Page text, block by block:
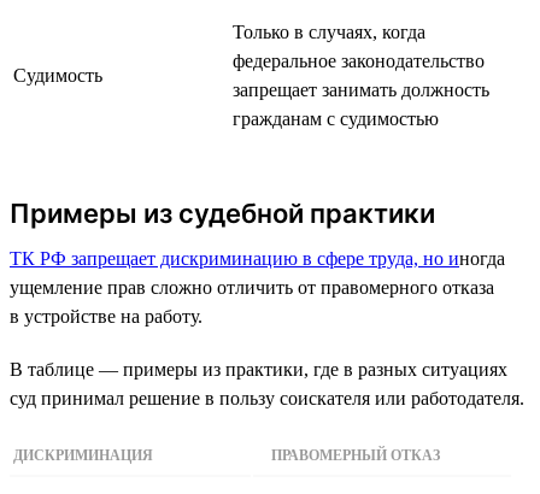
Судимость
Только в случаях, когда
федеральное законодательство
запрещает занимать должность
гражданам с судимостью
Примеры из судебной практики
ТК РФ запрещает дискриминацию в сфере труда, но иногда
ущемление прав сложно отличить от правомерного отказа
в устройстве на работу.
В таблице — примеры из практики, где в разных ситуациях
суд принимал решение в пользу соискателя или работодателя.
ДИСКРИМИНАЦИЯ ПРАВОМЕРНЫЙ ОТКАЗ